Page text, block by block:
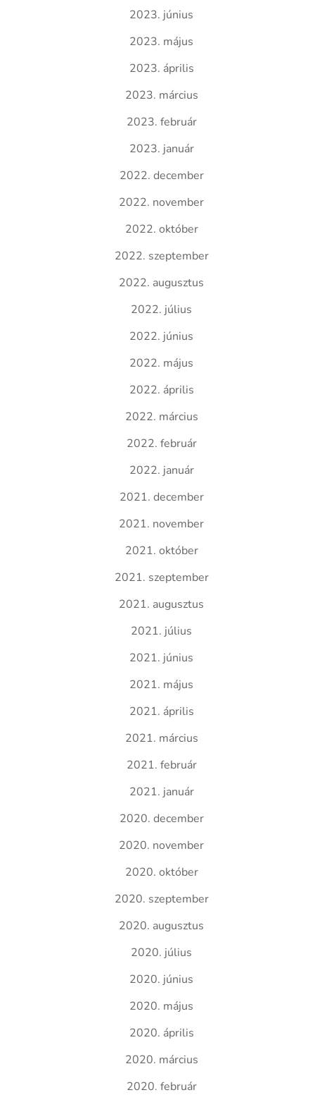
2023. június
2023. május
2023. április
2023. március
2023. február
2023. január
2022. december
2022. november
2022. október
2022. szeptember
2022. augusztus
2022. július
2022. június
2022. május
2022. április
2022. március
2022. február
2022. január
2021. december
2021. november
2021. október
2021. szeptember
2021. augusztus
2021. július
2021. június
2021. május
2021. április
2021. március
2021. február
2021. január
2020. december
2020. november
2020. október
2020. szeptember
2020. augusztus
2020. július
2020. június
2020. május
2020. április
2020. március
2020. február